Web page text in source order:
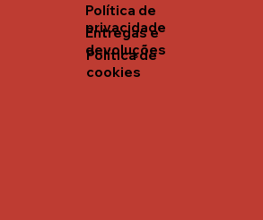
Política de
cookies
Entregas e
devoluções
Política de
privacidade